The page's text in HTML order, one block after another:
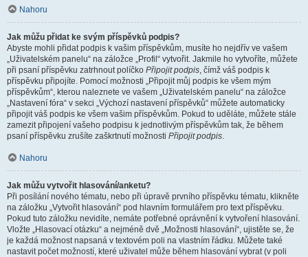
Nahoru
Jak můžu přidat ke svým příspěvků podpis?
Abyste mohli přidat podpis k vašim příspěvkům, musíte ho nejdřív ve vašem
„Uživatelském panelu“ na záložce „Profil“ vytvořit. Jakmile ho vytvoříte, můžete
při psaní příspěvku zatrhnout políčko Připojit podpis, čímž váš podpis k
příspěvku připojíte. Pomocí možnosti „Připojit můj podpis ke všem mým
příspěvkům“, kterou naleznete ve vašem „Uživatelském panelu“ na záložce
„Nastavení fóra“ v sekci „Výchozí nastavení příspěvků“ můžete automaticky
připojit váš podpis ke všem vašim příspěvkům. Pokud to uděláte, můžete stále
zamezit připojení vašeho podpisu k jednotlivým příspěvkům tak, že během
psaní příspěvku zrušíte zaškrtnutí možnosti Připojit podpis.
Nahoru
Jak můžu vytvořit hlasování/anketu?
Při posílání nového tématu, nebo při úpravě prvního příspěvku tématu, klikněte
na záložku „Vytvořit hlasování“ pod hlavním formulářem pro text příspěvku.
Pokud tuto záložku nevidíte, nemáte potřebné oprávnění k vytvoření hlasování.
Vložte „Hlasovací otázku“ a nejméně dvě „Možnosti hlasování“, ujistěte se, že
je každá možnost napsaná v textovém poli na vlastním řádku. Můžete také
nastavit počet možností, které uživatel může během hlasování vybrat (v poli